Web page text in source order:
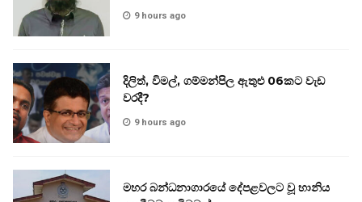
9 hours ago
දිලිත්, විමල්, ගම්මන්පිල ඇතුළු 06කට වැඩ
වරදී?
9 hours ago
මහර බන්ධනාගාරයේ දේපළවලට වූ හානිය